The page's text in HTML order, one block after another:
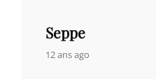
Seppe
says:
12 ans ago